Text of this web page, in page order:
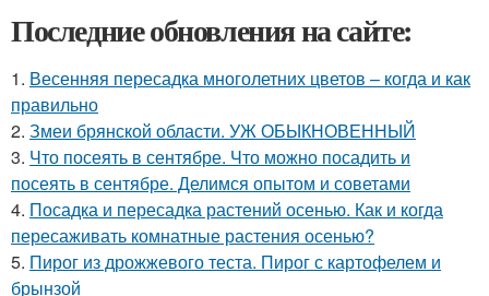
Последние обновления на сайте:
1. Весенняя пересадка многолетних цветов – когда и как
правильно
2. Змеи брянской области. УЖ ОБЫКНОВЕННЫЙ
3. Что посеять в сентябре. Что можно посадить и
посеять в сентябре. Делимся опытом и советами
4. Посадка и пересадка растений осенью. Как и когда
пересаживать комнатные растения осенью?
5. Пирог из дрожжевого теста. Пирог с картофелем и
брынзой